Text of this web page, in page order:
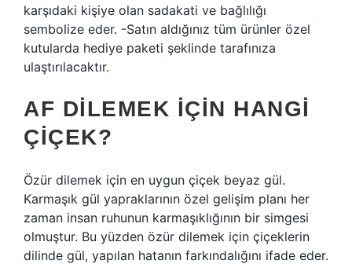
karşıdaki kişiye olan sadakati ve bağlılığı
sembolize eder. -Satın aldığınız tüm ürünler özel
kutularda hediye paketi şeklinde tarafınıza
ulaştırılacaktır.
AF DILEMEK IÇIN HANGI
ÇIÇEK?
Özür dilemek için en uygun çiçek beyaz gül.
Karmaşık gül yapraklarının özel gelişim planı her
zaman insan ruhunun karmaşıklığının bir simgesi
olmuştur. Bu yüzden özür dilemek için çiçeklerin
dilinde gül, yapılan hatanın farkındalığını ifade eder.